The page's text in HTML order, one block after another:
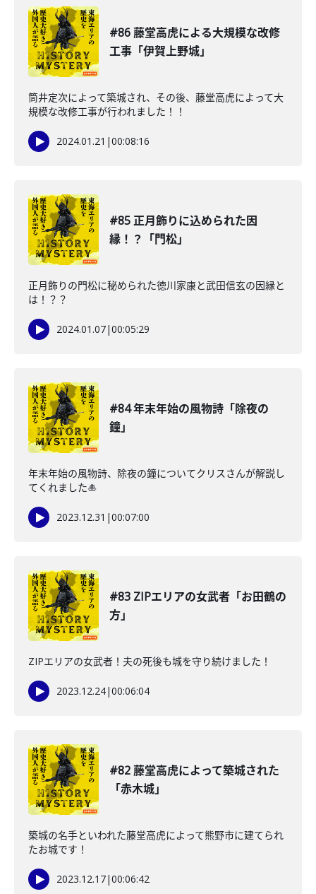
#86 藤堂高虎による大規模な改修
工事「伊賀上野城」
筒井定次によって築城され、その後、藤堂高虎によって大
規模な改修工事が行われました！！
2024.01.21 |00:08:16
#85 正月飾りに込められた因
縁！？「門松」
正月飾りの門松に秘められた徳川家康と武田信玄の因縁と
は！？？
2024.01.07|00:05:29
#84 年末年始の風物詩「除夜の
鐘」
年末年始の風物詩、除夜の鐘についてクリスさんが解説し
てくれました🎍
2023.12.31 |00:07:00
#83 ZIPエリアの女武者「お田鶴の
方」
ZIPエリアの女武者！夫の死後も城を守り続けました！
2023.12.24|00:06:04
#82 藤堂高虎によって築城された
「赤木城」
築城の名手といわれた藤堂高虎によって熊野市に建てられ
たお城です！
2023.12.17|00:06:42